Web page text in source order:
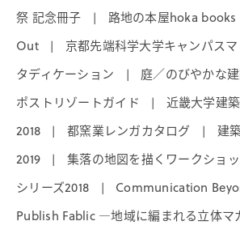
祭 記念冊子
| 路地の本屋hoka books
Out
| 京都先端科学大学キャンパス
タディケーション
| 庭／のびやかな
ポストリゾートガイド
|
近畿大学建
2018
| 都窯業レンガカタログ |
建
2019
| 集落の地図を描くワークショ
シリーズ2018
| Communication
Publish Fablic ―地域に編まれる立体